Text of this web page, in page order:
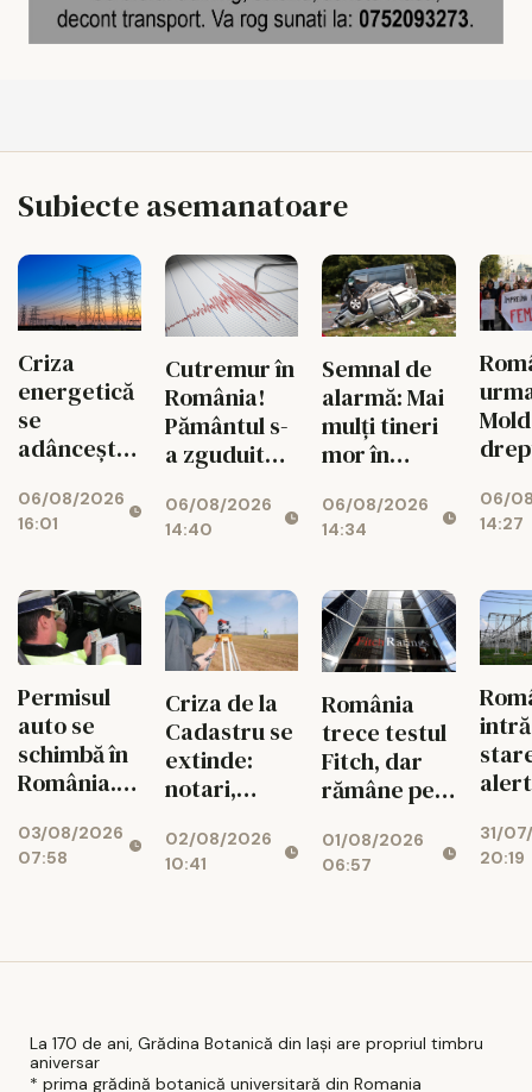
Subiecte asemanatoare
Criza
energetică
se
adâncește.
mari pot
rămâne
energie în
orele de
vârf
06/08/2026
16:01
Cutremur în
România!
Pământul s-
a zguduit
zona
seismică
06/08/2026
14:40
Semnal de
alarmă: Mai
mulți tineri
mor în
rutiere
decât din
tuberculozei
și a
drogurilor
06/08/2026
14:34
06/
14:27
Permisul
auto se
schimbă în
România.
noi îi
așteaptă
intra în
03/08/2026
07:58
Criza de la
Cadastru se
extinde:
notari,
și bănci,
afectați de
02/08/2026
10:41
România
trece testul
Fitch, dar
rămâne pe
prăpastiei
financiare
01/08/2026
06:57
31/
20:19
La 170 de ani, Grădina Botanică din Iași are propriul timbru
aniversar
* prima grădină botanică universitară din Romania